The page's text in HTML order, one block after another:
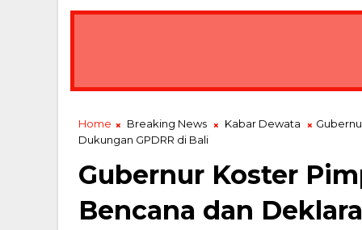
Home Breaking News Kabar Dewata
Dukungan GPDRR di Bali
Gubernur Koster
Bencana dan